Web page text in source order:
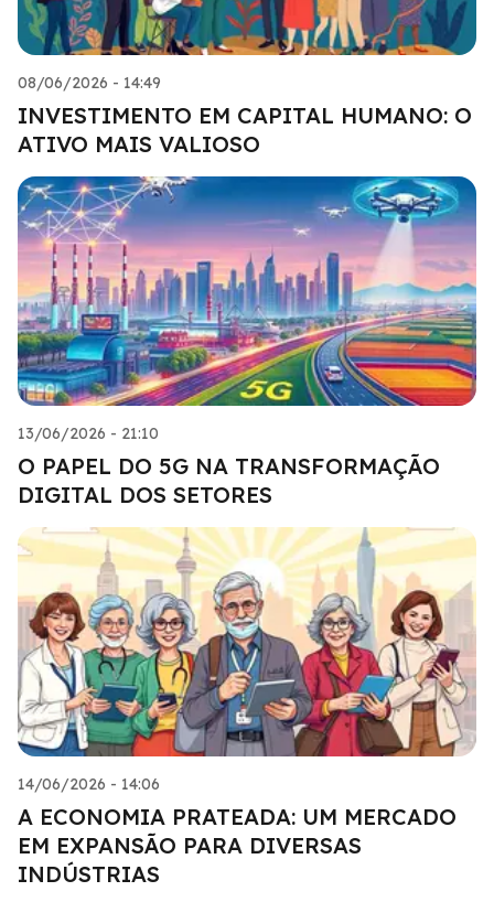
08/06/2026 - 14:49
INVESTIMENTO EM CAPITAL HUMANO: O
ATIVO MAIS VALIOSO
13/06/2026 - 21:10
O PAPEL DO 5G NA TRANSFORMAÇÃO
DIGITAL DOS SETORES
14/06/2026 - 14:06
A ECONOMIA PRATEADA: UM MERCADO
EM EXPANSÃO PARA DIVERSAS
INDÚSTRIAS